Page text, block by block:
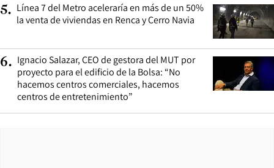
5. Línea 7 del Metro aceleraría en más de un 50%
la venta de viviendas en Renca y Cerro Navia
6. Ignacio Salazar, CEO de gestora del MUT por
proyecto para el edificio de la Bolsa: “No
hacemos centros comerciales, hacemos
centros de entretenimiento”